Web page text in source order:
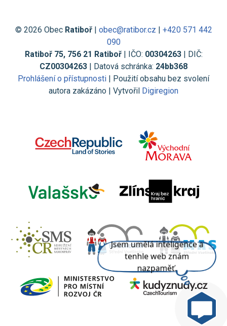
© 2026 Obec Ratiboř| obec@ratibor.cz | +420 571 442
090
Ratiboř 75, 756 21 Ratiboř| IČO: 00304263| DIČ:
CZ00304263 | Datová schránka: 24bb368
Prohlášení o přístupnosti | Použití obsahu bez svolení
autora zakázáno | Vytvořil Digiregion
Jsem umělá inteligence a
tenhle web znám
nazpaměť.